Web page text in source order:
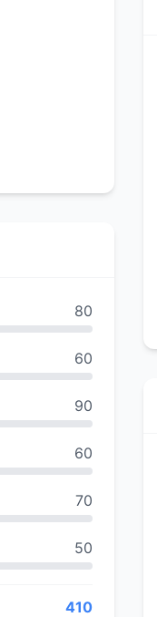
80
60
90
60
70
50
410